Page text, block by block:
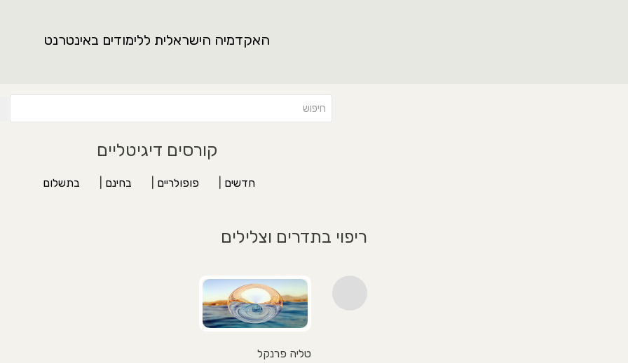
האקדמיה הישראלית ללימודים באינטרנט
קורסים דיגיטליים
חדשים פופולריים בחינם בתשלום
ריפוי בתדרים וצלילים
טליה פרנקל